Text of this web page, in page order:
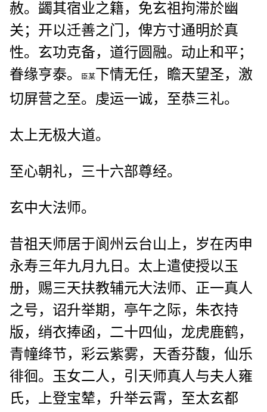
赦。蠲其宿业之籍，免玄祖拘滞於幽
关；开以迁善之门，俾方寸通明於真
性。玄功克备，道行圆融。动止和平；
眷缘亨泰。
臣某
下情无任，瞻天望圣，激
切屏营之至。虔运一诚，至恭三礼。
太上无极大道。
至心朝礼，三十六部尊经。
玄中大法师。
昔祖天师居于阆州云台山上，岁在丙申
永寿三年九月九日。太上遣使授以玉
册，赐三天扶教辅元大法师、正一真人
之号，诏升举期，亭午之际，朱衣持
版，绡衣捧函，二十四仙，龙虎鹿鹤，
青幢绛节，彩云紫雾，天香芬馥，仙乐
徘徊。玉女二人，引天师真人与夫人雍
氏，上登宝辇，升举云霄，至太玄都